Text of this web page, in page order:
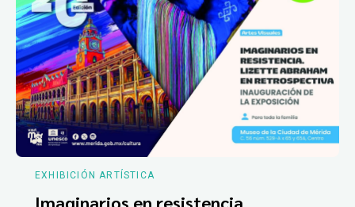
EXHIBICIÓN ARTÍSTICA
Imaginarios en resistencia